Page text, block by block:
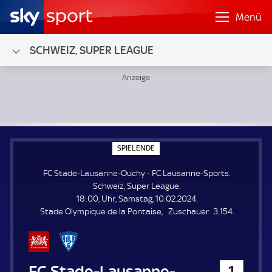
Menü
SCHWEIZ, SUPER LEAGUE
SPIELENDE
P
E
E
N
E
FC Stade-Lausanne-Ouchy - FC Lausanne-Sports.
Schweiz, Super League.
18:00, Uhr, Samstag, 10.02.2024.
Stade Olympique de la Pontaise
Zuschauer: Z
3.154.